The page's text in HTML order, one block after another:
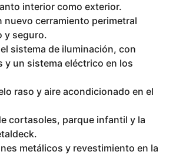
interior como exterior.
nuevo cerramiento perimetral
y seguro.
sistema de iluminación, con
y un sistema eléctrico en los
raso y aire acondicionado en el
cortasoles, parque infantil y la
metálicos y revestimiento en la